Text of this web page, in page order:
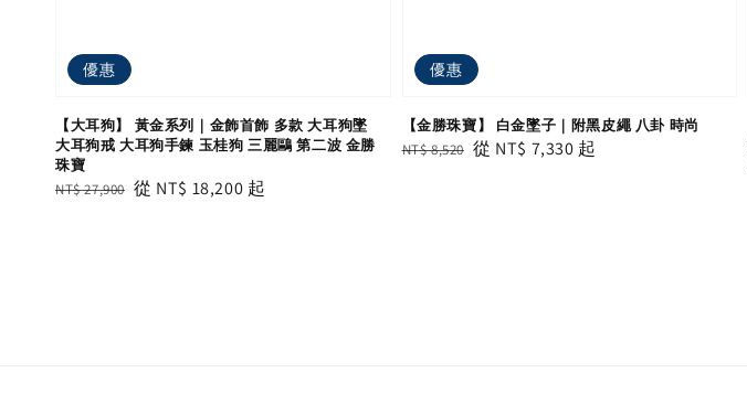
優惠
【大耳狗】 黃金系列｜金飾首飾 多款 大耳狗墜
大耳狗戒 大耳狗手鍊 玉桂狗 三麗鷗 第二波 金勝
珠寶
Regular
NT$ 27,900 Sale
從 NT$ 18,200 起
優惠
【金勝珠寶】 白金墜子｜附黑皮繩 八卦 時尚
Regular
NT$ 8,520 Sale
從 NT$ 7,330 起